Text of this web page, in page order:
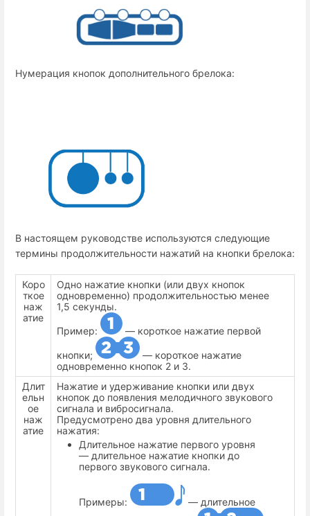
Нумерация кнопок дополнительного брелока:
В настоящем руководстве используются следующие
термины продолжительности нажатий на кнопки брелока:
Коро
ткое
наж
атие
Одно нажатие кнопки (или двух кнопок
одновременно) продолжительностью менее
1,5 секунды.
Пример: — короткое нажатие первой
кнопки;
— короткое нажатие
одновременно кнопок 2 и 3.
Длит
ельн
ое
наж
атие
Нажатие и удерживание кнопки или двух
кнопок до появления мелодичного звукового
сигнала и вибросигнала.
Предусмотрено два уровня длительного
нажатия:
Длительное нажатие первого уровня
— длительное нажатие кнопки до
первого звукового сигнала.
Примеры: — длительное